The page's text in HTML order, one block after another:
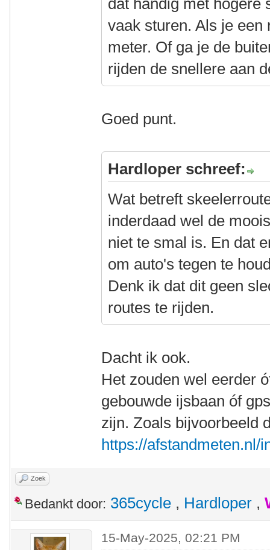
dat handig met hogere
vaak sturen. Als je een
meter. Of ga je de
rijden de snellere aan
Goed punt.
Hardloper schreef:
Wat betreft
inderdaad wel de
niet te smal is. En dat
om auto's tegen te
Denk ik dat dit geen
routes te rijden.
Dacht ik ook.
Het zouden wel eerder
gebouwde ijsbaan óf
zijn. Zoals bijvoorbeeld
https://afstandmeten.nl/
Zoek
Bedankt door: 365cycle , Hardloper ,
15-May-2025, 02:21 PM